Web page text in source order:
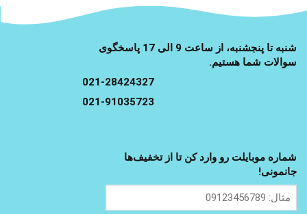
شنبه تا پنجشنبه، از ساعت 9 الی 17 پاسخگوی
سوالات شما هستیم.
021-28424327
021-91035723
شماره موبایلت رو وارد کن تا از تخفیف‌ها
جانمونی!
مثال:
09123456789